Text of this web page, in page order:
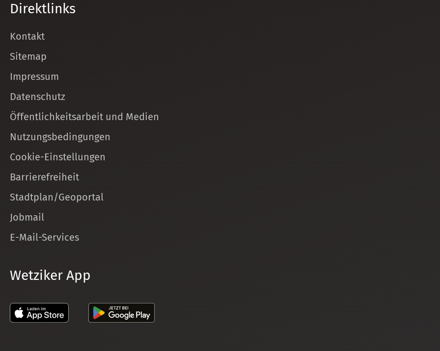
Direktlinks
Kontakt
Sitemap
Impressum
Datenschutz
Öffentlichkeitsarbeit und Medien
Nutzungsbedingungen
Cookie-Einstellungen
Barrierefreiheit
Stadtplan/Geoportal
Jobmail
E-Mail-Services
Wetziker App